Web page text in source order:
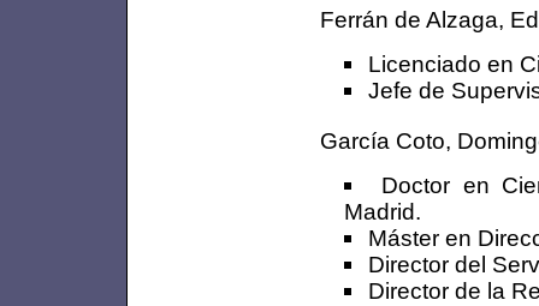
Ferrán de Alzaga,
Licenciado en
Jefe de
García Coto,
Doctor en
Madrid.
Máster en
Director del
Director de la